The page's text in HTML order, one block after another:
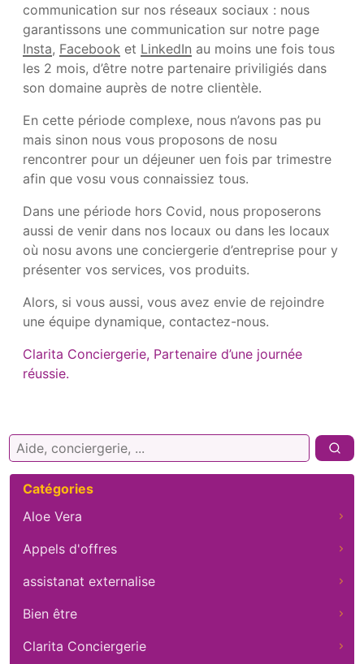
communication sur nos réseaux sociaux : nous
garantissons une communication sur notre page
Insta, Facebook et LinkedIn au moins une fois tous
les 2 mois, d’être notre partenaire priviligiés dans
son domaine auprès de notre clientèle.
En cette période complexe, nous n’avons pas pu
mais sinon nous vous proposons de nosu
rencontrer pour un déjeuner uen fois par trimestre
afin que vosu vous connaissiez tous.
Dans une période hors Covid, nous proposerons
aussi de venir dans nos locaux ou dans les locaux
où nosu avons une conciergerie d’entreprise pour y
présenter vos services, vos produits.
Alors, si vous aussi, vous avez envie de rejoindre
une équipe dynamique, contactez-nous.
Clarita Conciergerie, Partenaire d’une journée
réussie.
Rechercher :
Catégories
Aloe Vera
Appels d'offres
assistanat externalise
Bien être
Clarita Conciergerie